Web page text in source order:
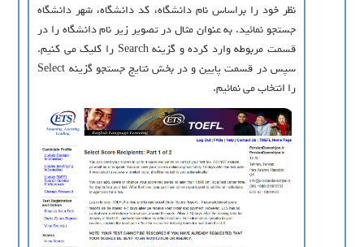
نظر خود را براساس نام دانشگاه، کد دانشگاه، شهر دانشگاه
جستجو نمائید. به عنوان مثال در تصویر زیر نام دانشگاه را در
قسمت مربوطه وارد کرده و گزینه Search را کلیک می کنیم.
سپس در قسمت پایین و در بخش نتایج جستجو گزینه Select
را انتخاب می نمائیم.